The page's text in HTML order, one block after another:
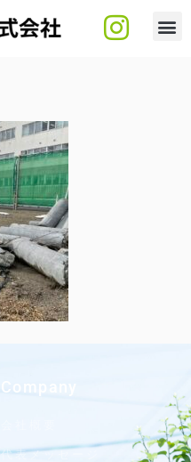
Company
代表メッセージ